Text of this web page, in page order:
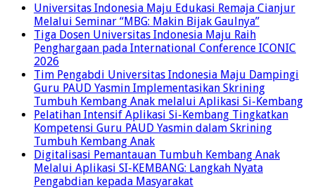
Universitas Indonesia Maju Edukasi Remaja Cianjur
Melalui Seminar “MBG: Makin Bijak Gaulnya”
Tiga Dosen Universitas Indonesia Maju Raih
Penghargaan pada International Conference ICONIC
2026
Tim Pengabdi Universitas Indonesia Maju Dampingi
Guru PAUD Yasmin Implementasikan Skrining
Tumbuh Kembang Anak melalui Aplikasi Si-Kembang
Pelatihan Intensif Aplikasi Si-Kembang Tingkatkan
Kompetensi Guru PAUD Yasmin dalam Skrining
Tumbuh Kembang Anak
Digitalisasi Pemantauan Tumbuh Kembang Anak
Melalui Aplikasi SI-KEMBANG: Langkah Nyata
Pengabdian kepada Masyarakat